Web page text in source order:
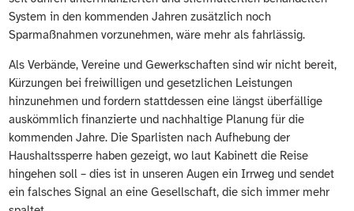
System in den kommenden Jahren zusätzlich noch
Sparmaßnahmen vorzunehmen, wäre mehr als fahrlässig.
Als Verbände, Vereine und Gewerkschaften sind wir nicht bereit,
Kürzungen bei freiwilligen und gesetzlichen Leistungen
hinzunehmen und fordern stattdessen eine längst überfällige
auskömmlich finanzierte und nachhaltige Planung für die
kommenden Jahre. Die Sparlisten nach Aufhebung der
Haushaltssperre haben gezeigt, wo laut Kabinett die Reise
hingehen soll – dies ist in unseren Augen ein Irrweg und sendet
ein falsches Signal an eine Gesellschaft, die sich immer mehr